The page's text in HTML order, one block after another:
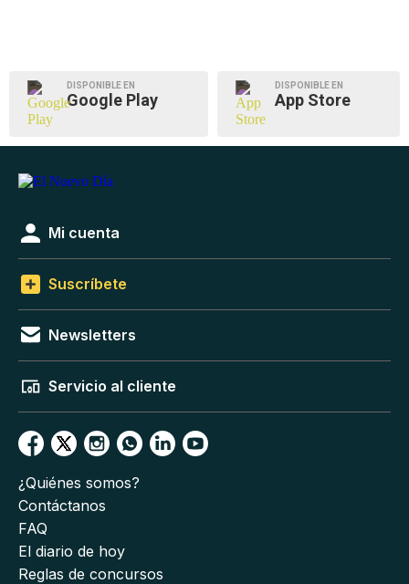
DISPONIBLE EN
Google Play
DISPONIBLE EN
App Store
Mi cuenta
Suscríbete
Newsletters
Servicio al cliente
¿Quiénes somos?
Contáctanos
FAQ
El diario de hoy
Reglas de concursos